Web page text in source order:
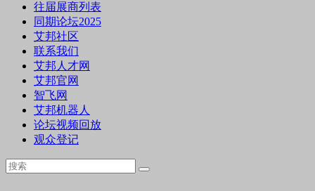
往届展商列表
同期论坛2025
艾邦社区
联系我们
艾邦人才网
艾邦官网
智飞网
艾邦机器人
论坛视频回放
观众登记